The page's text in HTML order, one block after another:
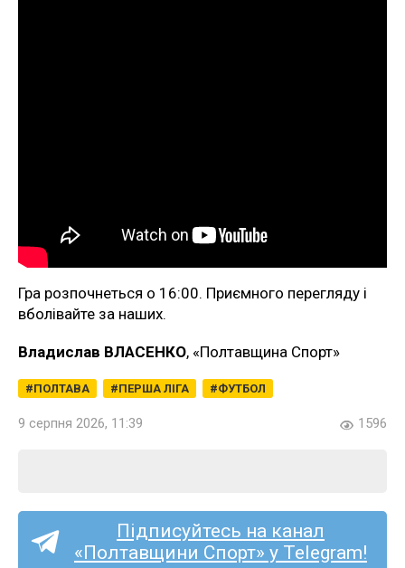
Гра розпочнеться о 16:00. Приємного перегляду і
вболівайте за наших.
Владислав ВЛАСЕНКО, «Полтавщина Спорт»
ПОЛТАВА ПЕРША ЛІГА ФУТБОЛ
9 серпня 2026, 11:39 1596
Підписуйтесь на канал
«Полтавщини Спорт» у Telegram!